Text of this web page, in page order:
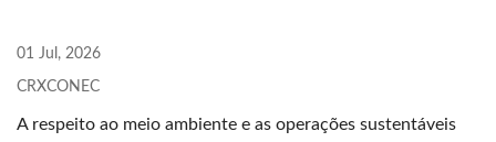
01 Jul, 2026
CRXCONEC
A respeito ao meio ambiente e as operações sustentáveis ​​